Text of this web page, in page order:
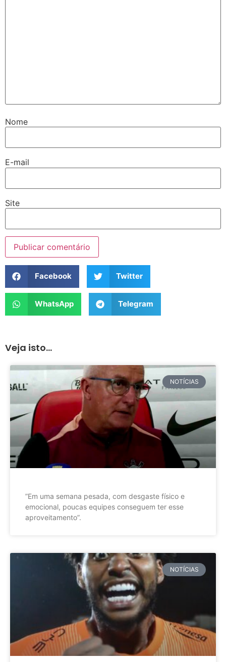
Nome
E-mail
Site
Facebook Twitter
WhatsApp Telegram
Veja isto...
NOTÍCIAS
”Em uma semana pesada, com desgaste físico e
emocional, poucas equipes conseguem ter esse
aproveitamento”.
NOTÍCIAS